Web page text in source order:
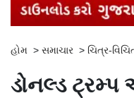
હોમ > સમાચાર > ચિત્ર-
ડોનલ્ડ